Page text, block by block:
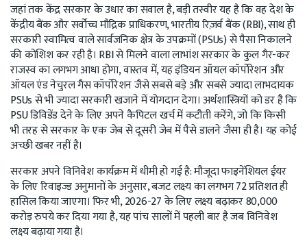
जहां तक केंद्र सरकार के उधार का सवाल है, बड़ी तस्वीर यह है कि वह देश के
केंद्रीय बैंक और सर्वोच्च मौद्रिक प्राधिकरण, भारतीय रिज़र्व बैंक (RBI), साथ ही
सरकारी स्वामित्व वाले सार्वजनिक क्षेत्र के उपक्रमों (PSUs) से पैसा निकालने
की कोशिश कर रही है। RBI से मिलने वाला लाभांश सरकार के कुल गैर-कर
राजस्व का लगभग आधा होगा, वास्तव में, यह इंडियन ऑयल कॉर्पोरेशन और
ऑयल एंड नेचुरल गैस कॉर्पोरेशन जैसे सबसे बड़े और सबसे ज्यादा लाभदायक
PSUs से भी ज्यादा सरकारी खजाने में योगदान देगा। अर्थशास्त्रियों को डर है कि
PSU डिविडेंड देने के लिए अपने कैपिटल खर्च में कटौती करेंगे, जो कि किसी
भी तरह से सरकार के एक जेब से दूसरी जेब में पैसे डालने जैसा ही है। यह कोई
अच्छी खबर नहीं है।
सरकार अपने विनिवेश कार्यक्रम में धीमी हो गई है: मौजूदा फाइनेंशियल ईयर
के लिए रिवाइज्ड अनुमानों के अनुसार, बजट लक्ष्य का लगभग 72 प्रतिशत ही
हासिल किया जाएगा। फिर भी, 2026-27 के लिए लक्ष्य बढ़ाकर 80,000
करोड़ रुपये कर दिया गया है, यह पांच सालों में पहली बार है जब विनिवेश
लक्ष्य बढ़ाया गया है।